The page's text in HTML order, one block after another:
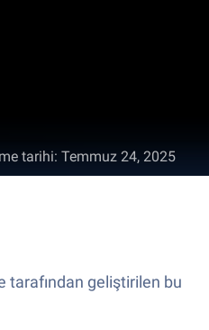
tarihi: Temmuz 24, 2025
tarafından geliştirilen bu